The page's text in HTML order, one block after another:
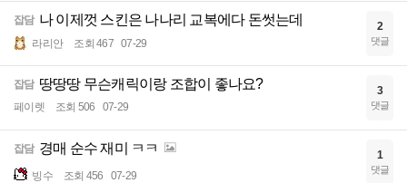
잡담 나 이제껏 스킨은 나나리 교복에다 돈썻는데
라리안 조회 467 07-29
2
댓글
잡담 땅땅땅 무슨캐릭이랑 조합이 좋나요?
페이렛 조회 506 07-29
3
댓글
잡담 경매 순수 재미 ㅋㅋ
빙수 조회 456 07-29
1
댓글